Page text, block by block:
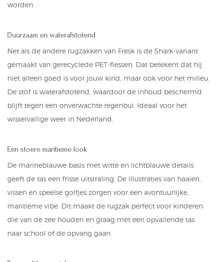
worden.
Duurzaam en waterafstotend
Net als de andere rugzakken van Fresk is de Shark-variant
gemaakt van gerecyclede PET-flessen. Dat betekent dat hij
niet alleen goed is voor jouw kind, maar ook voor het milieu.
De stof is waterafstotend, waardoor de inhoud beschermd
blijft tegen een onverwachte regenbui. Ideaal voor het
wisselvallige weer in Nederland.
Een stoere maritieme look
De marineblauwe basis met witte en lichtblauwe details
geeft de tas een frisse uitstraling. De illustraties van haaien,
vissen en speelse golfjes zorgen voor een avontuurlijke,
maritieme vibe. Dit maakt de rugzak perfect voor kinderen
die van de zee houden en graag met een opvallende tas
naar school of de opvang gaan.